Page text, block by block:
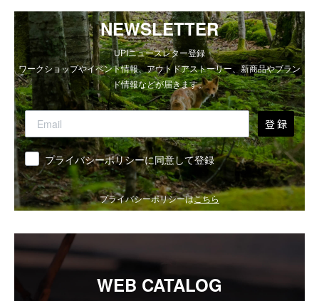
NEWSLETTER
UPIニュースレター登録
ワークショップやイベント情報、アウトドアストーリー、新商品やブラン
ド情報などが届きます。
登 録
同意 プライバシーポリシーに同意して登録
プライバシーポリシーはこちら
WEB CATALOG